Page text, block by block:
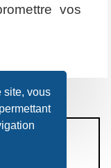
site, vous
vos